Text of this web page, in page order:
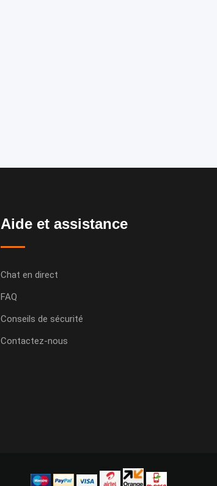
Aide et assistance
Chat en direct
FAQ
Conseils de sécurité
Contactez-nous